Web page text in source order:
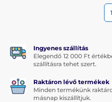
1
Ingyenes szállítás
Elegendő 12 000 Ft
szállításra tehet szert.
Raktáron lévő termékek
Minden termékünk
másnap kiszállítjuk.